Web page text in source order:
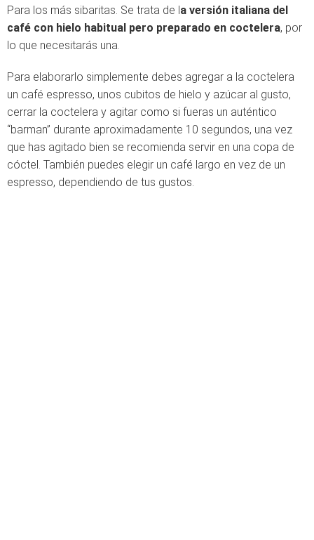
Para los más sibaritas. Se trata de la versión italiana del
café con hielo habitual pero preparado en coctelera, por
lo que necesitarás una.
Para elaborarlo simplemente debes agregar a la coctelera
un café espresso, unos cubitos de hielo y azúcar al gusto,
cerrar la coctelera y agitar como si fueras un auténtico
“barman” durante aproximadamente 10 segundos, una vez
que has agitado bien se recomienda servir en una copa de
cóctel. También puedes elegir un café largo en vez de un
espresso, dependiendo de tus gustos.